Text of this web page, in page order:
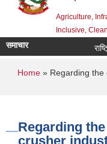
Agriculture,
Inclusive,
समाचार
You are
Home » Regarding the
Regarding
crusher